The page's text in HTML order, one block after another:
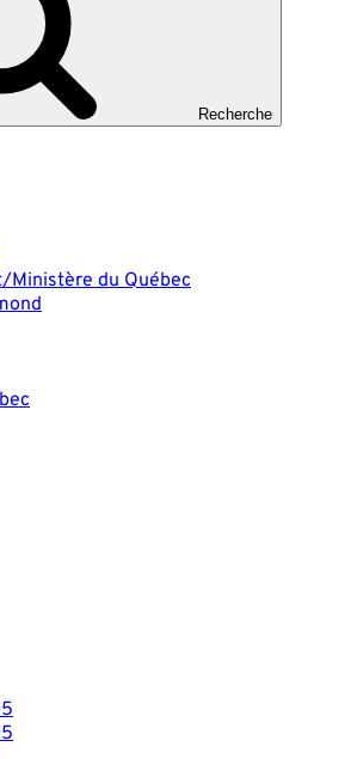
Recherche
Ministère du Québec